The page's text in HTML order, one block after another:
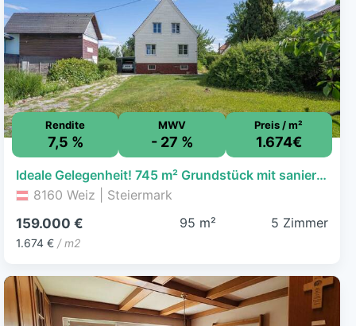
Rendite
7,5 %
MWV
- 27 %
Preis / m²
1.674€
Ideale Gelegenheit! 745 m² Grundstück mit sanierungsbedürftigem Einfamilienhaus in schöner Lage in 8160 Weiz.
8160 Weiz | Steiermark
159.000 €
1.674 € / m2
95 m² 5 Zimmer